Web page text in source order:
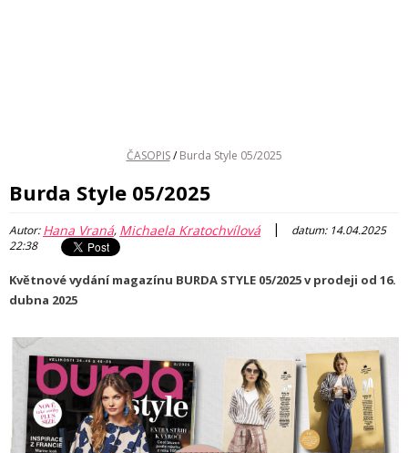
ČASOPIS / Burda Style 05/2025
Burda Style 05/2025
Autor:Hana Vraná, Michaela Kratochvílová |
datum: 14.04.2025
22:38
Květnové vydání magazínu BURDA STYLE 05/2025 v prodeji od 16.
dubna 2025